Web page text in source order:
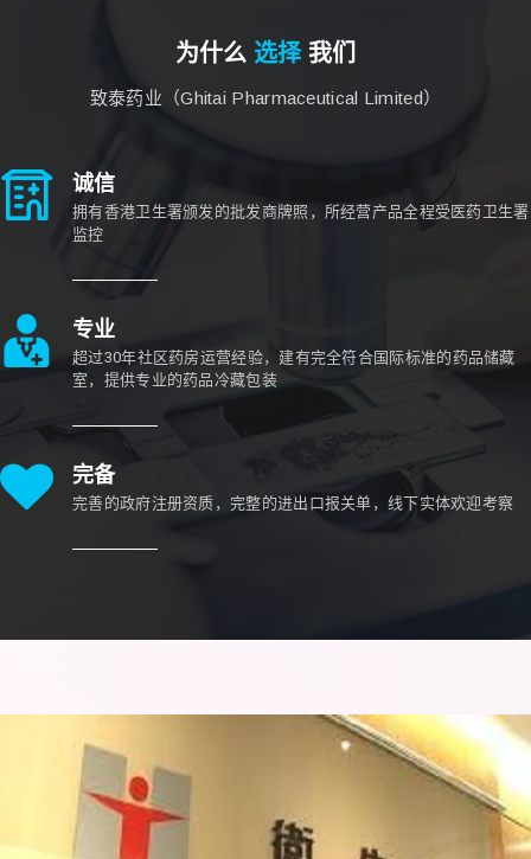
为什么 选择我们
致泰药业（Ghitai Pharmaceutical Limited）
诚信
拥有香港卫生署颁发的批发商牌照，所经营产品全程受医药卫生署
监控
专业
超过30年社区药房运营经验，建有完全符合国际标准的药品储藏
室，提供专业的药品冷藏包装
完备
完善的政府注册资质，完整的进出口报关单，线下实体欢迎考察